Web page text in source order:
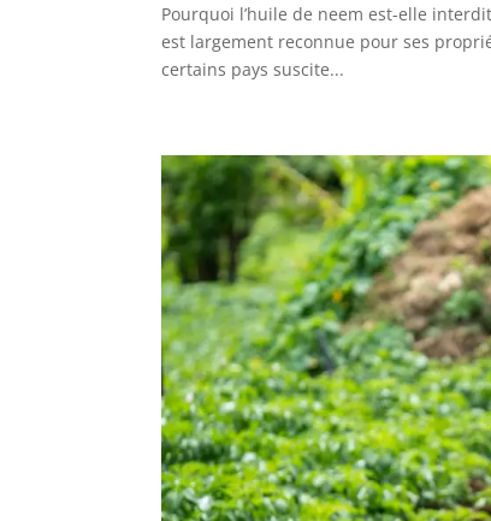
Pourquoi l’huile de neem est-elle
est largement reconnue pour ses
certains pays suscite...